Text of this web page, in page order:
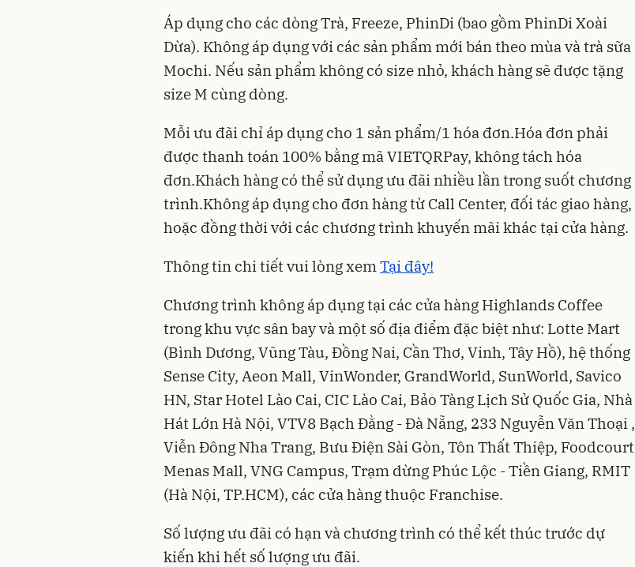
Áp dụng cho các dòng Trà, Freeze, PhinDi (bao gồm PhinDi Xoài
Dừa). Không áp dụng với các sản phẩm mới bán theo mùa và trà sữa
Mochi. Nếu sản phẩm không có size nhỏ, khách hàng sẽ được tặng
size M cùng dòng.
Mỗi ưu đãi chỉ áp dụng cho 1 sản phẩm/1 hóa đơn.Hóa đơn phải
được thanh toán 100% bằng mã VIETQRPay, không tách hóa
đơn.Khách hàng có thể sử dụng ưu đãi nhiều lần trong suốt chương
trình.Không áp dụng cho đơn hàng từ Call Center, đối tác giao hàng,
hoặc đồng thời với các chương trình khuyến mãi khác tại cửa hàng.
Thông tin chi tiết vui lòng xemTại đây!
Chương trình không áp dụng tại các cửa hàng Highlands Coffee
trong khu vực sân bay và một số địa điểm đặc biệt như: Lotte Mart
(Bình Dương, Vũng Tàu, Đồng Nai, Cần Thơ, Vinh, Tây Hồ), hệ thống
Sense City, Aeon Mall, VinWonder, GrandWorld, SunWorld, Savico
HN, Star Hotel Lào Cai, CIC Lào Cai, Bảo Tàng Lịch Sử Quốc Gia, Nhà
Hát Lớn Hà Nội, VTV8 Bạch Đằng - Đà Nẵng, 233 Nguyễn Văn Thoại ,
Viễn Đông Nha Trang, Bưu Điện Sài Gòn, Tôn Thất Thiệp, Foodcourt
Menas Mall, VNG Campus, Trạm dừng Phúc Lộc - Tiền Giang, RMIT
(Hà Nội, TP.HCM), các cửa hàng thuộc Franchise.
Số lượng ưu đãi có hạn và chương trình có thể kết thúc trước dự
kiến khi hết số lượng ưu đãi.